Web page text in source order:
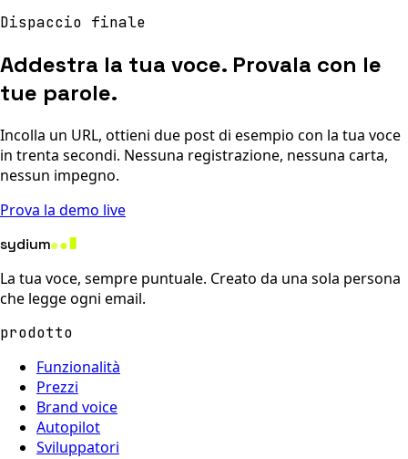
Dispaccio finale
Addestra la tua voce. Provala con le
tue parole.
Incolla un URL, ottieni due post di esempio con la tua voce
in trenta secondi. Nessuna registrazione, nessuna carta,
nessun impegno.
Prova la demo live
sydium
La tua voce, sempre puntuale. Creato da una sola persona
che legge ogni email.
prodotto
Funzionalità
Prezzi
Brand voice
Autopilot
Sviluppatori